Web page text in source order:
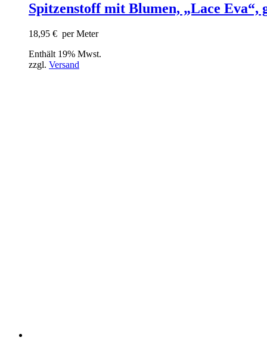
Spitzenstoff mit Blumen, „Lace Eva“,
18,95 € per Meter
Enthält 19% Mwst.
zzgl. Versand